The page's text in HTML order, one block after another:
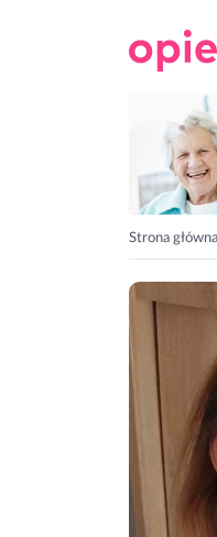
Strona główna